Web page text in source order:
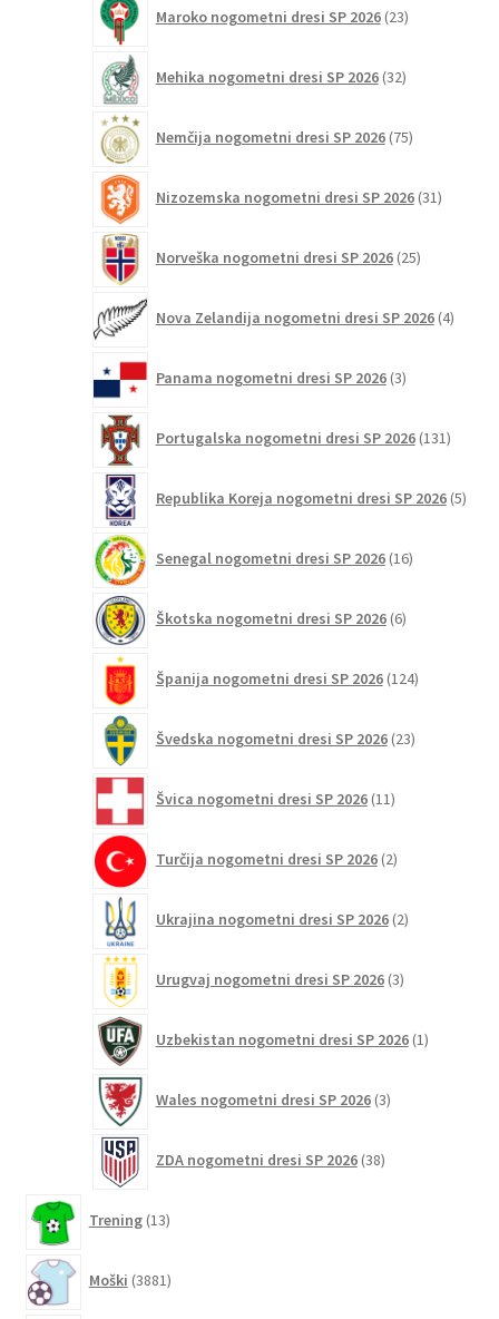
Maroko nogometni dresi SP 2026 23izdelkov
Mehika nogometni dresi SP 2026 32izdelkov
Nemčija nogometni dresi SP 2026 75izdelkov
Nizozemska nogometni dresi SP 2026 31izdelkov
Norveška nogometni dresi SP 2026 25izdelkov
Nova Zelandija nogometni dresi SP 2026 4izdelki
Panama nogometni dresi SP 2026 3izdelki
Portugalska nogometni dresi SP 2026 131
Republika Koreja nogometni dresi SP 2026 5
Senegal nogometni dresi SP 2026 16izdelkov
Škotska nogometni dresi SP 2026 6izdelkov
Španija nogometni dresi SP 2026 124izdelkov
Švedska nogometni dresi SP 2026 23izdelkov
Švica nogometni dresi SP 2026 11izdelkov
Turčija nogometni dresi SP 2026 2izdelka
Ukrajina nogometni dresi SP 2026 2izdelka
Urugvaj nogometni dresi SP 2026 3izdelki
Uzbekistan nogometni dresi SP 2026 1izdelek
Wales nogometni dresi SP 2026 3izdelki
ZDA nogometni dresi SP 2026 38izdelkov
Trening 13izdelkov
Moški 3881izdelkov